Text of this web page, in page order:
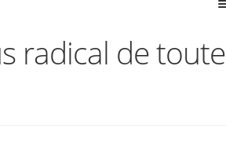
radical de toute